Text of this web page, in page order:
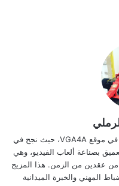
يُعد عبد الرحمن الرملي أحد الأقلام البارزة في موقع VGA4A، حيث نجح في
بصناعة ألعاب الفيديو، وهي
من عقدين من الزمن. هذا المزيج
المهني والخبرة الميدانية